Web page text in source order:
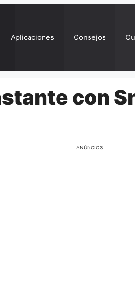
Aplicaciones Consejos
con
ANÚNCIOS